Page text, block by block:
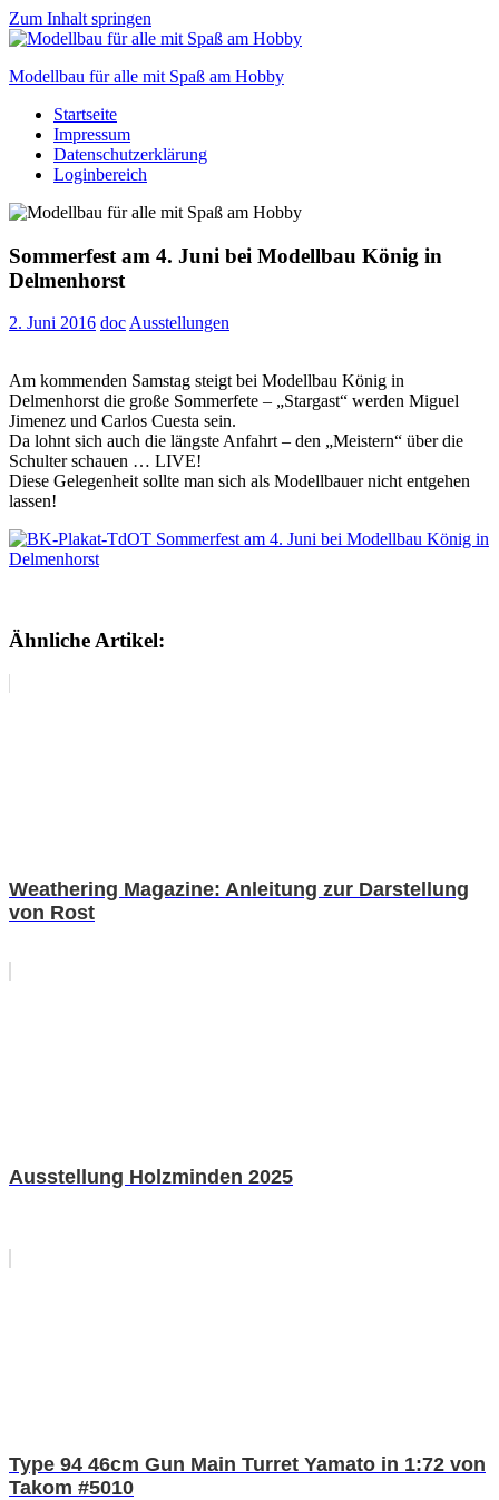
Zum Inhalt springen
Modellbau für alle mit Spaß am Hobby
Scale
modelling
to
Startseite
Impressum
Datenschutzerklärung
Loginbereich
Sommerfest am 4. Juni bei Modellbau König in
Delmenhorst
2. Juni 2016 docAusstellungen
Am kommenden Samstag steigt bei Modellbau König in
Delmenhorst die große Sommerfete – „Stargast“ werden Miguel
Jimenez und Carlos Cuesta sein.
Da lohnt sich auch die längste Anfahrt – den „Meistern“ über die
Schulter schauen … LIVE!
Diese Gelegenheit sollte man sich als Modellbauer nicht entgehen
lassen!
Ähnliche Artikel:
Weathering Magazine: Anleitung zur Darstellung
von Rost
Ausstellung Holzminden 2025
Type 94 46cm Gun Main Turret Yamato in 1:72 von
Takom #5010